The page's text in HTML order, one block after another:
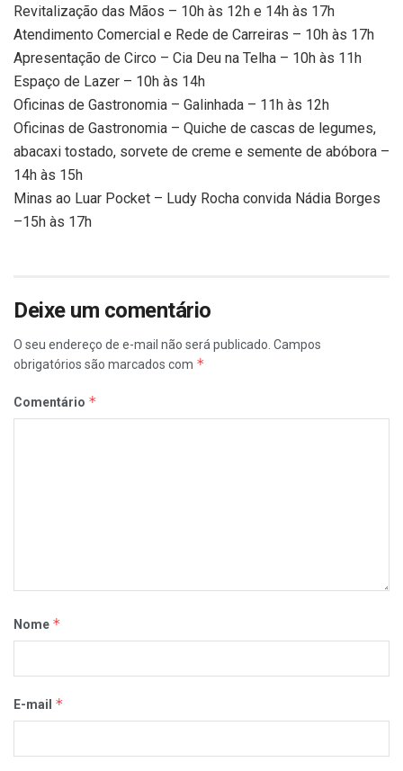
Revitalização das Mãos – 10h às 12h e 14h às 17h
Atendimento Comercial e Rede de Carreiras – 10h às 17h
Apresentação de Circo – Cia Deu na Telha – 10h às 11h
Espaço de Lazer – 10h às 14h
Oficinas de Gastronomia – Galinhada – 11h às 12h
Oficinas de Gastronomia – Quiche de cascas de legumes,
abacaxi tostado, sorvete de creme e semente de abóbora –
14h às 15h
Minas ao Luar Pocket – Ludy Rocha convida Nádia Borges
–15h às 17h
Deixe um comentário
O seu endereço de e-mail não será publicado. Campos
obrigatórios são marcados com *
Comentário *
Nome *
E-mail *